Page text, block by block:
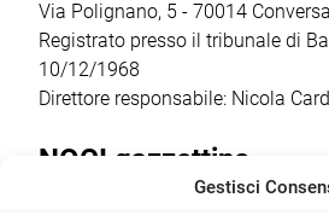
Via Polignano, 5 - 70014
Registrato presso il tribunale di
10/12/1968
Direttore responsabile: Nicola
NOCI gazzettino
Gestisci